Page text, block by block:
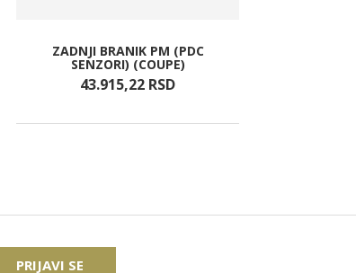
ZADNJI BRANIK PM (PDC
SENZORI) (COUPE)
43.915,22 RSD
PRIJAVI SE